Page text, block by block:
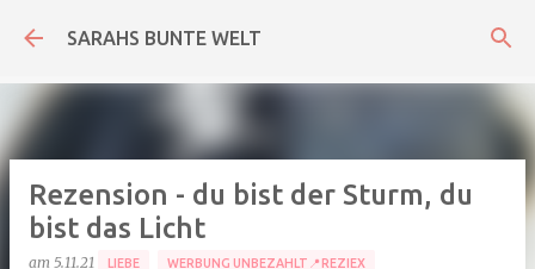
Direkt zum Hauptbereich
SARAHS BUNTE WELT
Rezension - du bist der Sturm, du
bist das Licht
am 5.11.21 LIEBE WERBUNG UNBEZAHLT📍REZIEX